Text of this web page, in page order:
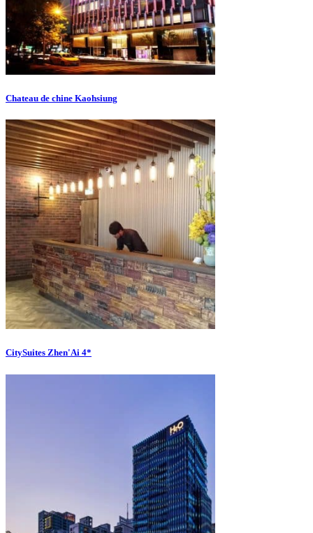
Chateau de chine Kaohsiung
CitySuites Zhen'Ai 4*